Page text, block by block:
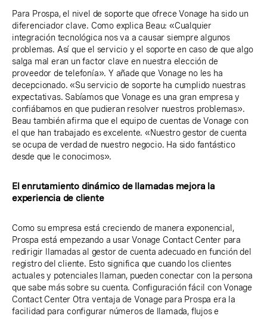
Para Prospa, el nivel de soporte que ofrece Vonage ha sido un
diferenciador clave. Como explica Beau: «Cualquier
integración tecnológica nos va a causar siempre algunos
problemas. Así que el servicio y el soporte en caso de que algo
salga mal eran un factor clave en nuestra elección de
proveedor de telefonía». Y añade que Vonage no les ha
decepcionado. «Su servicio de soporte ha cumplido nuestras
expectativas. Sabíamos que Vonage es una gran empresa y
confiábamos en que pudieran resolver nuestros problemas».
Beau también afirma que el equipo de cuentas de Vonage con
el que han trabajado es excelente. «Nuestro gestor de cuenta
se ocupa de verdad de nuestro negocio. Ha sido fantástico
desde que le conocimos».
El enrutamiento dinámico de llamadas mejora la
experiencia de cliente
Como su empresa está creciendo de manera exponencial,
Prospa está empezando a usar Vonage Contact Center para
redirigir llamadas al gestor de cuenta adecuado en función del
registro del cliente. Esto significa que cuando los clientes
actuales y potenciales llaman, pueden conectar con la persona
que sabe más sobre su cuenta. Configuración fácil con Vonage
Contact Center Otra ventaja de Vonage para Prospa era la
facilidad para configurar números de llamada, flujos e